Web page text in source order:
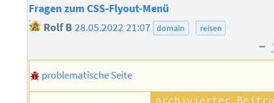
Fragen zum CSS-Flyout-Menü
Rolf B28.05.2022 21:07 domain reisen
–
problematische Seite